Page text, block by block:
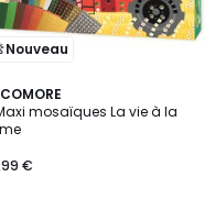
Nouveau
mosaïques La vie à la
€